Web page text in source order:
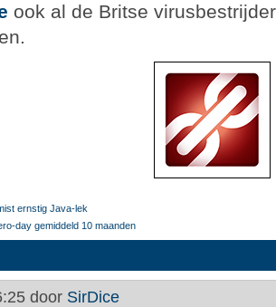
ook al de Britse
ernstig Java-lek
day gemiddeld 10 maanden
door SirDice